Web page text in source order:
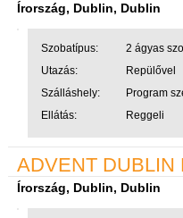
Írország, Dublin, Dublin
Szobatípus:
2 ágyas
Utazás:
Repülővel
Szálláshely:
Program
Ellátás:
Reggeli
ADVENT DUBLIN
Írország, Dublin, Dublin